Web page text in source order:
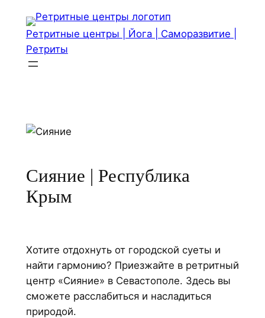
Перейти
содержимому
Ретритные центры | Йога | Саморазвитие |
Ретриты
Сияние | Республика
Крым
Хотите отдохнуть от городской суеты и
найти гармонию? Приезжайте в ретритный
центр «Сияние» в Севастополе. Здесь вы
сможете расслабиться и насладиться
природой.